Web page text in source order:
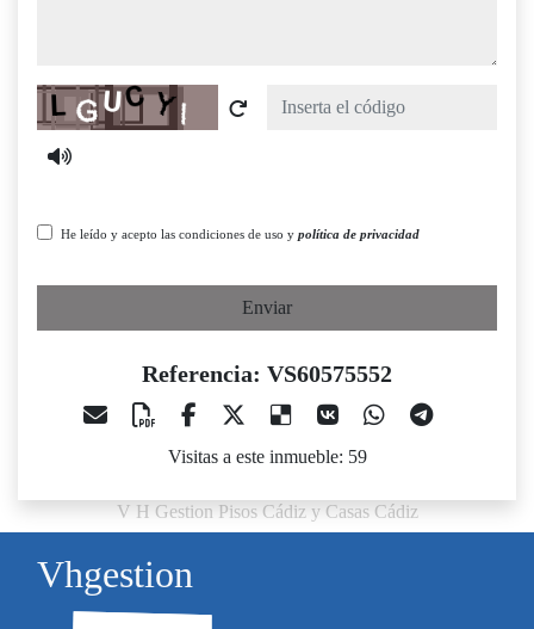
Captcha
He leído y acepto las condiciones de uso y política de privacidad
Enviar
Referencia: VS60575552
Visitas a este inmueble: 59
V H Gestion Pisos Cádiz y Casas Cádiz
Vhgestion